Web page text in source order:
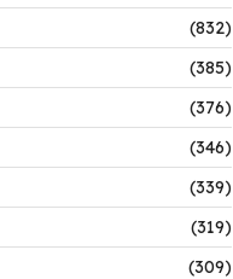
(832)
(385)
(376)
(346)
(339)
(319)
(309)